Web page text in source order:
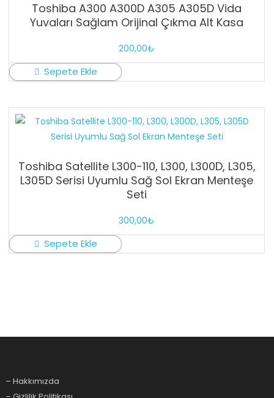
Toshiba A300 A300D A305 A305D Vida
Yuvaları Sağlam Orijinal Çıkma Alt Kasa
200,00₺
Sepete Ekle
Toshiba Satellite L300-110, L300, L300D, L305,
L305D Serisi Uyumlu Sağ Sol Ekran Menteşe
Seti
300,00₺
Sepete Ekle
– Hakkımızda